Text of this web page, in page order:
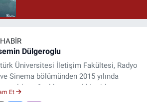
Dülgeroglu
Üniversitesi İletişim Fakültesi, Radyo
Sinema bölümünden 2015 yılında
oldum. 3 yıl kurumsal bir şirkette
Et